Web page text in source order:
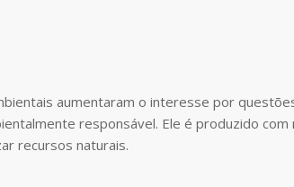
aumentaram o interesse por
responsável. Ele é produzido
recursos naturais.